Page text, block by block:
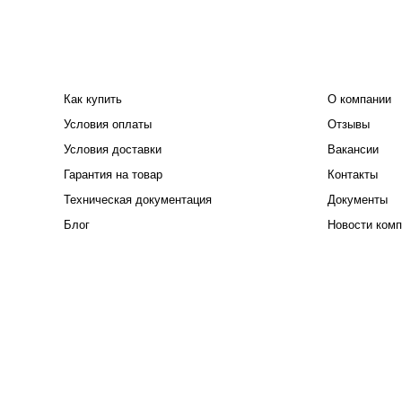
Как купить
Условия оплаты
Условия доставки
Гарантия на товар
Техническая документация
Блог
О компании
Отзывы
Вакансии
Контакты
Документы
Новости